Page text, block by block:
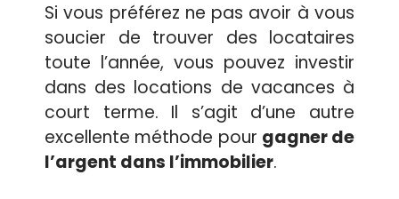
Si vous préférez ne pas avoir à vous
soucier de trouver des locataires
toute l’année, vous pouvez investir
dans des locations de vacances à
court terme. Il s’agit d’une autre
excellente méthode pour gagner de
l’argent dans l’immobilier.